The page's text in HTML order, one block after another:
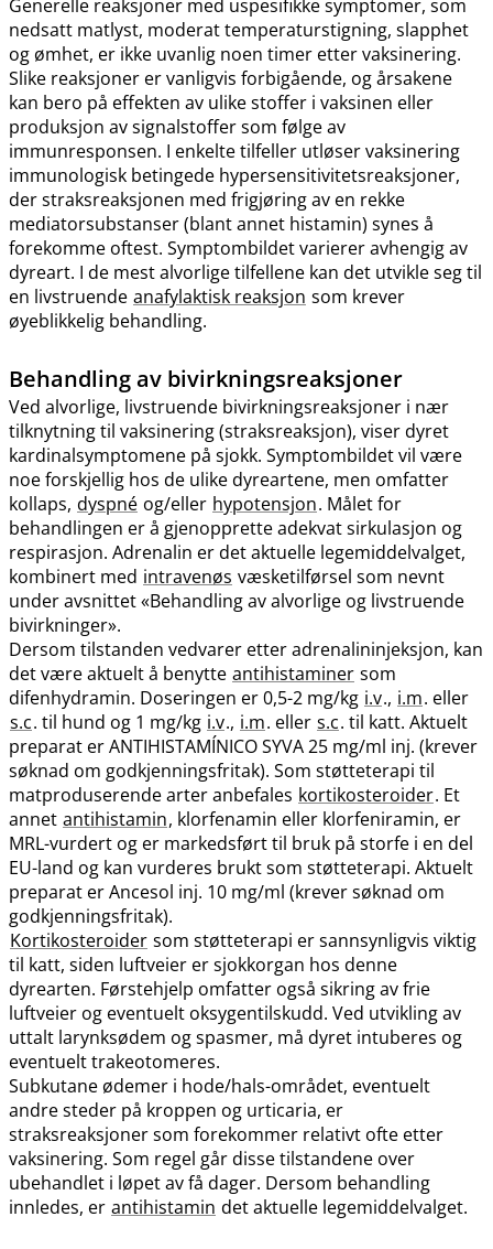
Generelle reaksjoner med uspesifikke symptomer, som
nedsatt matlyst, moderat temperaturstigning, slapphet
og ømhet, er ikke uvanlig noen timer etter vaksinering.
Slike reaksjoner er vanligvis forbigående, og årsakene
kan bero på effekten av ulike stoffer i vaksinen eller
produksjon av signalstoffer som følge av
immunresponsen. I enkelte tilfeller utløser vaksinering
immunologisk betingede hypersensitivitetsreaksjoner,
der straksreaksjonen med frigjøring av en rekke
mediatorsubstanser (blant annet histamin) synes å
forekomme oftest. Symptombildet varierer avhengig av
dyreart. I de mest alvorlige tilfellene kan det utvikle seg til
en livstruende anafylaktisk reaksjon som krever
øyeblikkelig behandling.
Behandling av bivirkningsreaksjoner
Ved alvorlige, livstruende bivirkningsreaksjoner i nær
tilknytning til vaksinering (straksreaksjon), viser dyret
kardinalsymptomene på sjokk. Symptombildet vil være
noe forskjellig hos de ulike dyreartene, men omfatter
kollaps, dyspné og​/​eller hypotensjon. Målet for
behandlingen er å gjenopprette adekvat sirkulasjon og
respirasjon. Adrenalin er det aktuelle legemiddelvalget,
kombinert med intravenøs væsketilførsel som nevnt
under avsnittet «Behandling av alvorlige og livstruende
bivirkninger».
Dersom tilstanden vedvarer etter adrenalininjeksjon, kan
det være aktuelt å benytte antihistaminer som
difenhydramin. Doseringen er 0,5-2 mg/kg i.v., i.m. eller
s.c. til hund og 1 mg/kg i.v., i.m. eller s.c. til katt. Aktuelt
preparat er ANTIHISTAMÍNICO SYVA 25 mg/ml inj. (krever
søknad om godkjenningsfritak). Som støtteterapi til
matproduserende arter anbefales kortikosteroider. Et
annet antihistamin, klorfenamin eller klorfeniramin, er
MRL-vurdert og er markedsført til bruk på storfe i en del
EU-land og kan vurderes brukt som støtteterapi. Aktuelt
preparat er Ancesol inj. 10 mg/ml (krever søknad om
godkjenningsfritak).
Kortikosteroider som støtteterapi er sannsynligvis viktig
til katt, siden luftveier er sjokkorgan hos denne
dyrearten. Førstehjelp omfatter også sikring av frie
luftveier og eventuelt oksygentilskudd. Ved utvikling av
uttalt larynksødem og spasmer, må dyret intuberes og
eventuelt trakeotomeres.
Subkutane ødemer i hode​/​hals-området, eventuelt
andre steder på kroppen og urticaria, er
straksreaksjoner som forekommer relativt ofte etter
vaksinering. Som regel går disse tilstandene over
ubehandlet i løpet av få dager. Dersom behandling
innledes, er antihistamin det aktuelle legemiddelvalget.